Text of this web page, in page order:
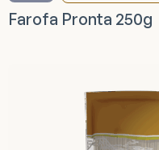
Farofa Pronta 250g